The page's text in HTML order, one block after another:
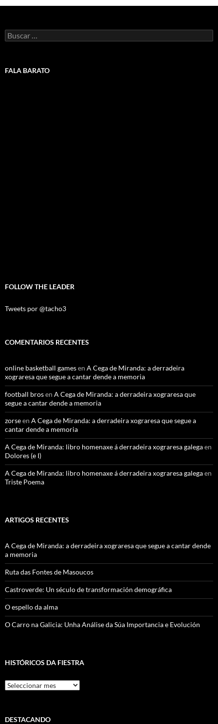
Buscar:
FALA BARATO
FOLLOW THE LEADER
Tweets por @tacho3
COMENTARIOS RECENTES
online basketball gamesen A Cega de Miranda: a derradeira
xograresa que segue a cantar dende a memoria
football brosen A Cega de Miranda: a derradeira xograresa que
segue a cantar dende a memoria
zorseen A Cega de Miranda: a derradeira xograresa que segue a
cantar dende a memoria
A Cega de Miranda: libro homenaxe á derradeira xograresa galegaen
Dolores (e I)
A Cega de Miranda: libro homenaxe á derradeira xograresa galegaen
Triste Poema
ARTIGOS RECENTES
A Cega de Miranda: a derradeira xograresa que segue a cantar dende
a memoria
Ruta das Fontes de Masoucos
Castroverde: Un século de transformación demográfica
O espello da alma
O Carro na Galicia: Unha Análise da Súa Importancia e Evolución
HISTÓRICOS DA FIESTRA
Históricos
Da
DESTACANDO